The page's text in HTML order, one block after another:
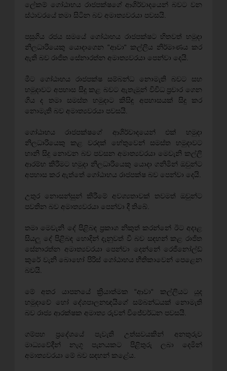
ලේකම් ගෝඨාභය රාජපක්ෂගේ ආශිර්වාදයෙන් බවට වන
ස්ථාවරයේ තමා සිටින බව අමාත්‍යවරයා පවසයි.
පසුගිය රජය සමයේ ගෝඨාභය රාජපක්ෂට හිතවත් හමුදා
නිලධාරියෙකු යොදාගෙන “ආවා“ කල්ලිය නිර්මාණය කර
ඇති බව රාජිත සේනාරත්න අමාත්‍යවරයා පෙන්වා දෙයි.
මීට ගෝඨාභය රාජපක්ෂ සම්බන්ධ නොමැති බවට සහ
හමුදාවට අපහාස සිදු කළ බවට ඇතැමුන් විවිධ ප්‍රචාර ගෙන
ගිය ද තමා සමස්ත හමුදාට කිසිඳු අපහාසයක් සිදු කර
නොමැති බව අමාත්‍යවරයා පවසයි.
ගෝඨාභය රාජපක්ෂගේ ආශිර්වාදයෙන් එක් හමුදා
නිලධාරියෙකු කළ වරදක් හේතුවෙන් සමස්ත හමුදාවට
හානි සිදු නොවන බව පවසන අමාත්‍යවරයා මෙවැනි කල්ලි
ආරම්භ කිරීමට හමුදා නිලධාරියෙකු යොදා ගනිමින් ඔවුන්ට
අපහාස කර ඇත්තේ ගෝඨාභය රාජපක්ෂ බව පෙන්වා දෙයි.
උතුර නොසන්සුන් කිරීමේ අවශ්‍යතාවක් තවමත් ඔවුන්ට
පවතින බව අමාත්‍යවරයා පෙන්වා දී තිබේ.
තමා මෙවැනි දේ පිළිබඳ ප්‍රකාශ නිකුත් කරන්නේ ඊට අදාළ
සියලු දේ පිළිබඳ හොදින් දැනුවත් වී බව සඳහන් කළ රාජිත
සේනාරත්න අමාත්‍යවරයා පෙන්වා දෙන්නේ රෙජිනෝල්ඩ්
කුරේ වැනි බොහෝ පිරිස් ගෝඨාභය භීතිකාවෙන් පෙළෙන
බවයි.
මේ අතර යාපනයේ ක්‍රියාත්මක “ආවා“ කල්ලියට යුද
හමුදාවේ හෝ දේශපාලනඥයිගේ සම්බන්ධයක් නොමැති
බව රාජ්‍ය ආරක්ෂක අමාත්‍ය රුවන් විජේවර්ධන පවසයි.
ගම්පහ ප්‍රදේශයේ පැවැති උත්සවයකින් අනතුරුව
මාධ්‍යවේදීන් නැගූ පැනයකට පිළිතුරු ලබා දෙමින්
අමාත්‍යවරයා මේ බව සඳහන් කළේය.